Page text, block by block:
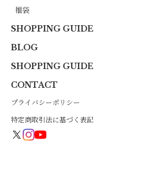
福袋
SHOPPING GUIDE
BLOG
SHOPPING GUIDE
CONTACT
プライバシーポリシー
特定商取引法に基づく表記